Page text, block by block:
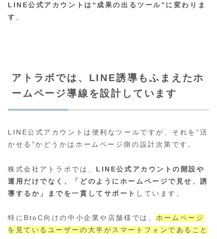
LINE公式アカウントは“成果の出るツール”に変わりま
す 。
アトラボでは、LINE誘導もふまえたホ
ームページ導線を設計しています
LINE公式アカウントは便利なツールですが、それを“活
かせる”かどうかはホームページ側の設計次第です。
株式会社アトラボでは、 LINE公式アカウントの開設や
運用だけでなく、「どのようにホームページで見せ、誘
導するか」までを一貫してサポート しています。
特にBtoC向けの中小企業や店舗様では、 ホームページ
を見ているユーザーの大半がスマートフォンであること